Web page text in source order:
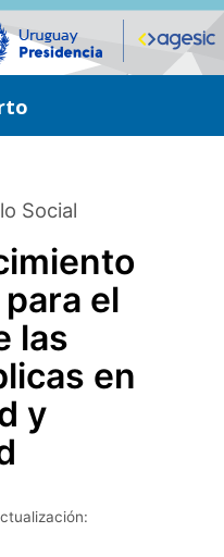
Social
el
las
en
y